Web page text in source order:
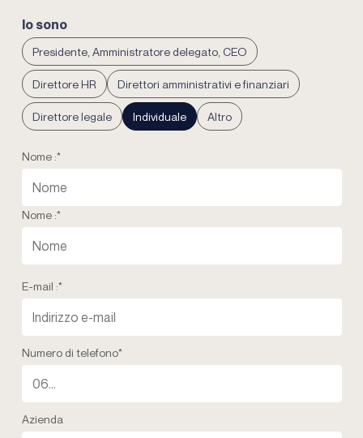
Io sono
Presidente, Amministratore delegato, CEO
Direttore HR Direttori amministrativi e finanziari
Direttore legale Individuale Altro
Nome :*
Nome :*
E-mail :*
Numero di telefono*
Azienda